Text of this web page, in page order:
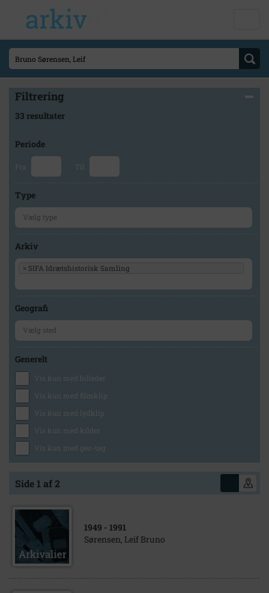
Filtrering
33 resultater
Periode
Fra Til
Type
Arkiv
× SIFA Idrætshistorisk Samling
Geografi
Generelt
Vis kun med billeder
Vis kun med filmklip
Vis kun med lydklip
Vis kun med kilder
Vis kun med geo-tag
Side 1 af 2
1949 - 1991
Sørensen, Leif Bruno